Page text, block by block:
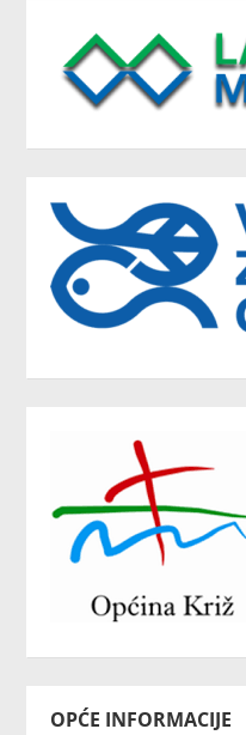
OPĆE INFORMACIJE